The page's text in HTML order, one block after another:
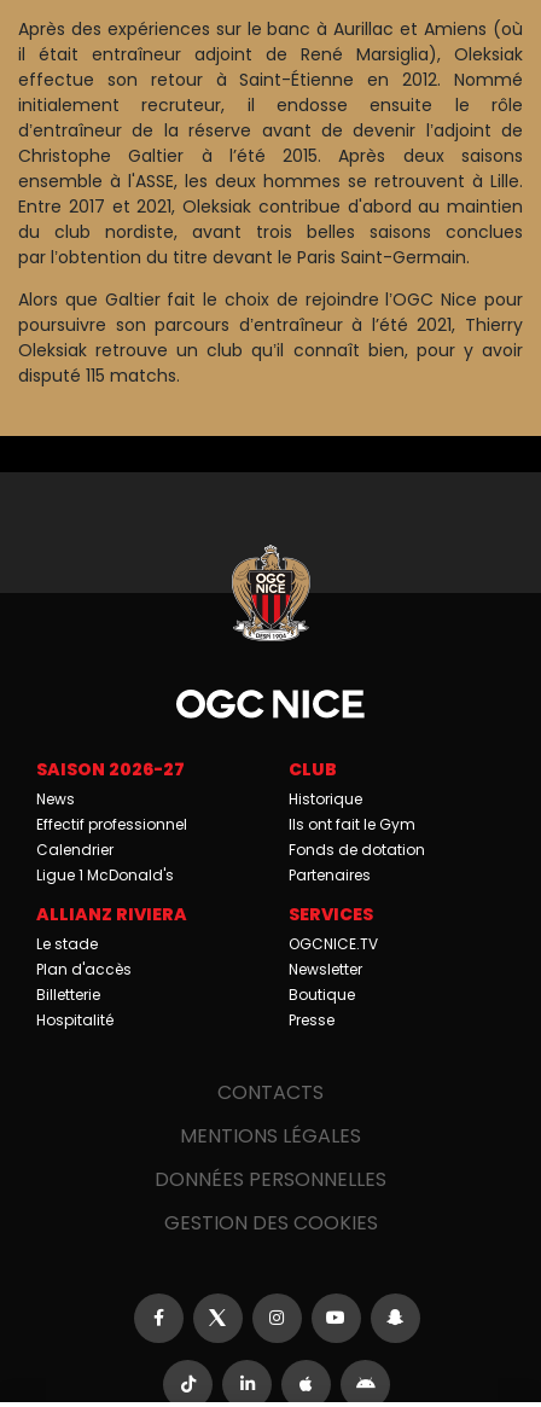
Après des expériences sur le banc à Aurillac et Amiens (où
il était entraîneur adjoint de René Marsiglia), Oleksiak
effectue son retour à Saint-Étienne en 2012. Nommé
initialement recruteur, il endosse ensuite le rôle
d’entraîneur de la réserve avant de devenir l’adjoint de
Christophe Galtier à l’été 2015. Après deux saisons
ensemble à l'ASSE, les deux hommes se retrouvent à Lille.
Entre 2017 et 2021, Oleksiak contribue d'abord au maintien
du club nordiste, avant trois belles saisons conclues
par l’obtention du titre devant le Paris Saint-Germain.
Alors que Galtier fait le choix de rejoindre l’OGC Nice pour
poursuivre son parcours d’entraîneur à l’été 2021, Thierry
Oleksiak retrouve un club qu’il connaît bien, pour y avoir
disputé 115 matchs.
SAISON 2026-27
News
Effectif professionnel
Calendrier
Ligue 1 McDonald's
CLUB
Historique
Ils ont fait le Gym
Fonds de dotation
Partenaires
ALLIANZ RIVIERA
Le stade
Plan d'accès
Billetterie
Hospitalité
SERVICES
OGCNICE.TV
Newsletter
Boutique
Presse
CONTACTS
MENTIONS LÉGALES
DONNÉES PERSONNELLES
GESTION DES COOKIES